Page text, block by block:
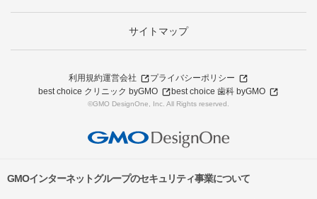
サイトマップ
利用規約運営会社
プライバシーポリシー
best choice クリニック byGMO
best choice 歯科 byGMO
©GMO DesignOne, Inc. All Rights reserved.
GMOインターネットグループのセキュリティ事業について